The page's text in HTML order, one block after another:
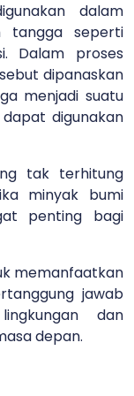
dalam
tangga seperti
Dalam proses
dipanaskan
menjadi suatu
digunakan
tak terhitung
minyak bumi
penting bagi
memanfaatkan
jawab
dan
depan.